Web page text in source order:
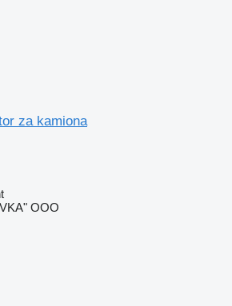
za kamiona
OOO